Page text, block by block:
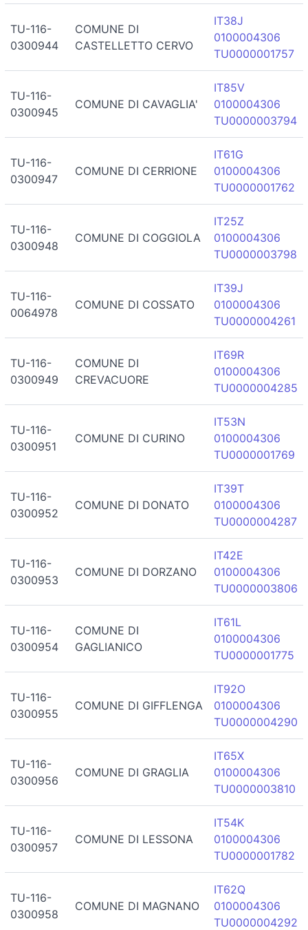
TU-116-
0300944
COMUNE DI
CASTELLETTO CERVO
IT38J
0100004306
TU0000001757
TU-116-
0300945
COMUNE DI CAVAGLIA'
IT85V
0100004306
TU0000003794
TU-116-
0300947
COMUNE DI CERRIONE
IT61G
0100004306
TU0000001762
TU-116-
0300948
COMUNE DI COGGIOLA
IT25Z
0100004306
TU0000003798
TU-116-
0064978
COMUNE DI COSSATO
IT39J
0100004306
TU0000004261
TU-116-
0300949
COMUNE DI
CREVACUORE
IT69R
0100004306
TU0000004285
TU-116-
0300951
COMUNE DI CURINO
IT53N
0100004306
TU0000001769
TU-116-
0300952
COMUNE DI DONATO
IT39T
0100004306
TU0000004287
TU-116-
0300953
COMUNE DI DORZANO
IT42E
0100004306
TU0000003806
TU-116-
0300954
COMUNE DI
GAGLIANICO
IT61L
0100004306
TU0000001775
TU-116-
0300955
COMUNE DI GIFFLENGA
IT92O
0100004306
TU0000004290
TU-116-
0300956
COMUNE DI GRAGLIA
IT65X
0100004306
TU0000003810
TU-116-
0300957
COMUNE DI LESSONA
IT54K
0100004306
TU0000001782
TU-116-
0300958
COMUNE DI MAGNANO
IT62Q
0100004306
TU0000004292